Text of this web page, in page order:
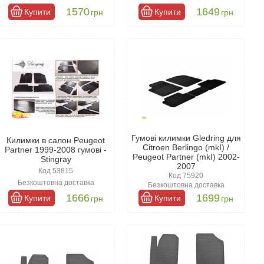
Купити 1570грн Купити 1649грн
Килимки в салон Peugeot
Partner 1999-2008 гумові -
Stingray
Код 53815
Безкоштовна доставка
Купити 1666грн
Гумові килимки Gledring для
Citroen Berlingo (mkI) /
Peugeot Partner (mkI) 2002-
2007
Код 75920
Безкоштовна доставка
Купити 1699грн